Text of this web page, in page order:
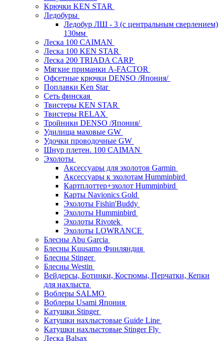
Крючки KEN STAR
Ледобуры
Ледобур ЛШ - 3 (с центральным сверлением)
130мм
Леска 100 CAIMAN
Леска 100 KEN STAR
Леска 200 TRIADA CARP
Мягкие приманки A-FACTOR
Офсетные крючки DENSO /Япония/
Поплавки Ken Star
Сеть финская
Твистеры KEN STAR
Твистеры RELAX
Тройники DENSO /Япония/
Удилища маховые GW
Удочки проводочные GW
Шнур плетен. 100 CAIMAN
Эхолоты
Аксессуары для эхолотов Garmin
Аксессуары к эхолотам Humminbird
Картплоттер+эхолот Humminbird
Карты Navionics Gold
Эхолоты Fishin'Buddy
Эхолоты Humminbird
Эхолоты Rivotek
Эхолоты LOWRANCE
Блесны Abu Garcia
Блесны Kuusamo Финляндия
Блесны Stinger
Блесны Westin
Вейдерсы, Ботинки, Костюмы, Перчатки, Кепки
для нахлыста
Воблеры SALMO
Воблеры Usami Япония
Катушки Stinger
Катушки нахлыстовые Guide Line
Катушки нахлыстовые Stinger Fly
Леска Balsax